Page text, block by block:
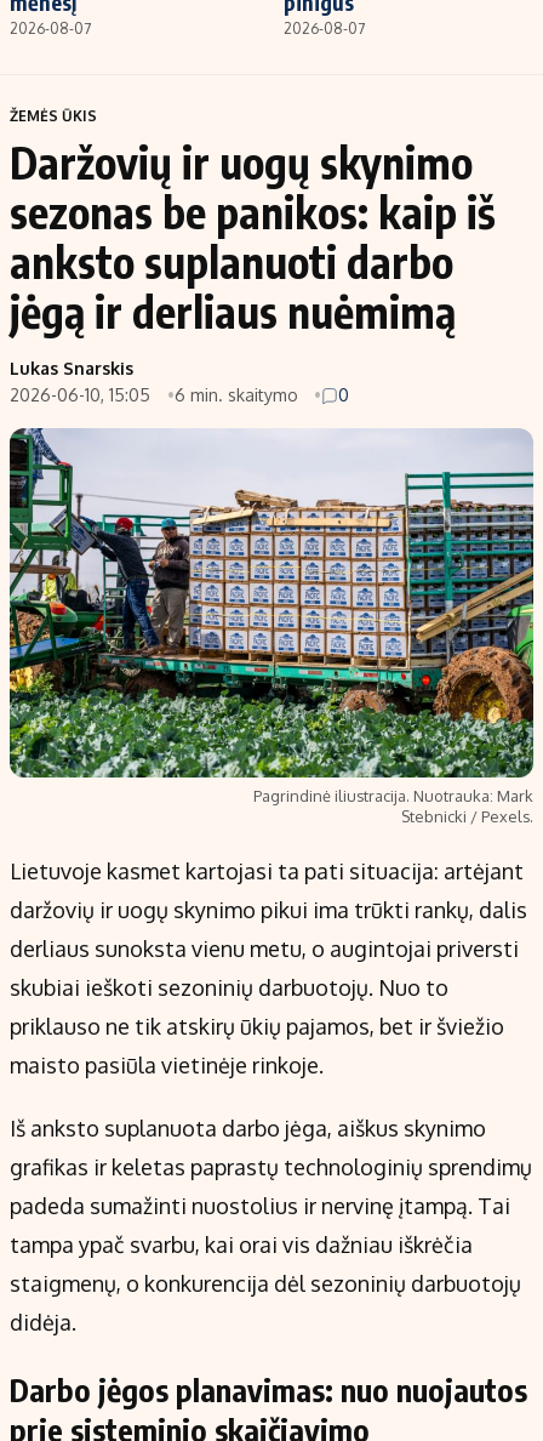
2026-08-07 2026-08-07
ŽEMĖS ŪKIS
Daržovių ir uogų skynimo
sezonas be panikos: kaip iš
anksto suplanuoti darbo
jėgą ir derliaus nuėmimą
Lukas Snarskis
2026-06-10, 15:05
6 min. skaitymo 0
Pagrindinė iliustracija. Nuotrauka: Mark
Stebnicki / Pexels.
Lietuvoje kasmet kartojasi ta pati situacija: artėjant
daržovių ir uogų skynimo pikui ima trūkti rankų, dalis
derliaus sunoksta vienu metu, o augintojai priversti
skubiai ieškoti sezoninių darbuotojų. Nuo to
priklauso ne tik atskirų ūkių pajamos, bet ir šviežio
maisto pasiūla vietinėje rinkoje.
Iš anksto suplanuota darbo jėga, aiškus skynimo
grafikas ir keletas paprastų technologinių sprendimų
padeda sumažinti nuostolius ir nervinę įtampą. Tai
tampa ypač svarbu, kai orai vis dažniau iškrėčia
staigmenų, o konkurencija dėl sezoninių darbuotojų
didėja.
Darbo jėgos planavimas: nuo nuojautos
prie sisteminio skaičiavimo